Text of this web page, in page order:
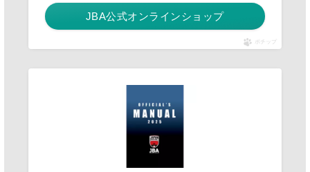
JBA公式オンラインショップ
ポチップ